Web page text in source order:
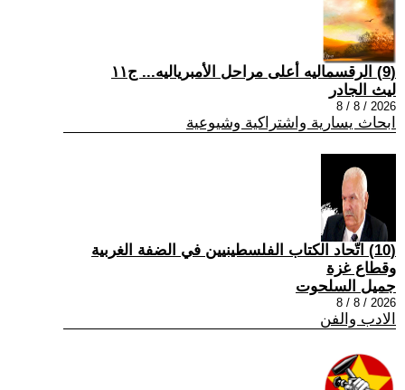
(9) الرقسماليه أعلى مراحل الأمبرياليه... ج١١
ليث الجادر
2026 / 8 / 8
ابحاث يسارية واشتراكية وشيوعية
(10) اتّحاد الكتاب الفلسطينيين في الضفة الغربية
وقطاع غزة
جميل السلحوت
2026 / 8 / 8
الادب والفن